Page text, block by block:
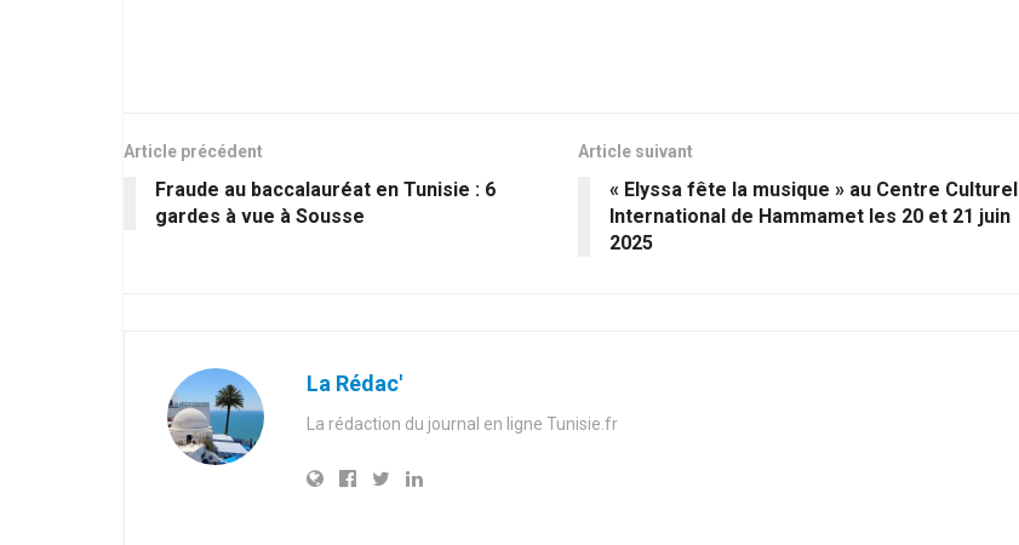
Article précédent
Fraude au baccalauréat en Tunisie : 6
gardes à vue à Sousse
Article suivant
« Elyssa fête la musique » au Centre Culturel
International de Hammamet les 20 et 21 juin
2025
La Rédac'
La rédaction du journal en ligne Tunisie.fr